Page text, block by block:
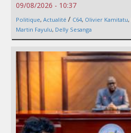
09/08/2026 - 10:37
Politique, Actualité / C64, Olivier Kamitatu,
Martin Fayulu, Delly Sesanga